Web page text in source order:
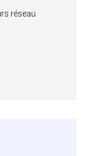
réseau